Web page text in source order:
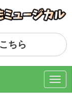
ちら
N
a